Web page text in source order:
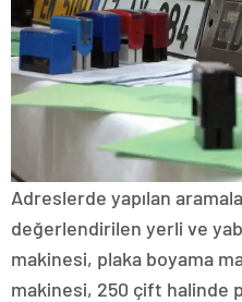
Adreslerde yapılan
değerlendirilen yerli ve
makinesi, plaka boyama
makinesi, 250 çift halinde